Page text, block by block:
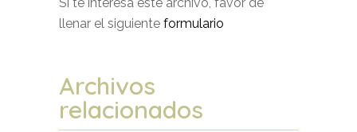
llenar el siguiente formulario
Archivos
relacionados